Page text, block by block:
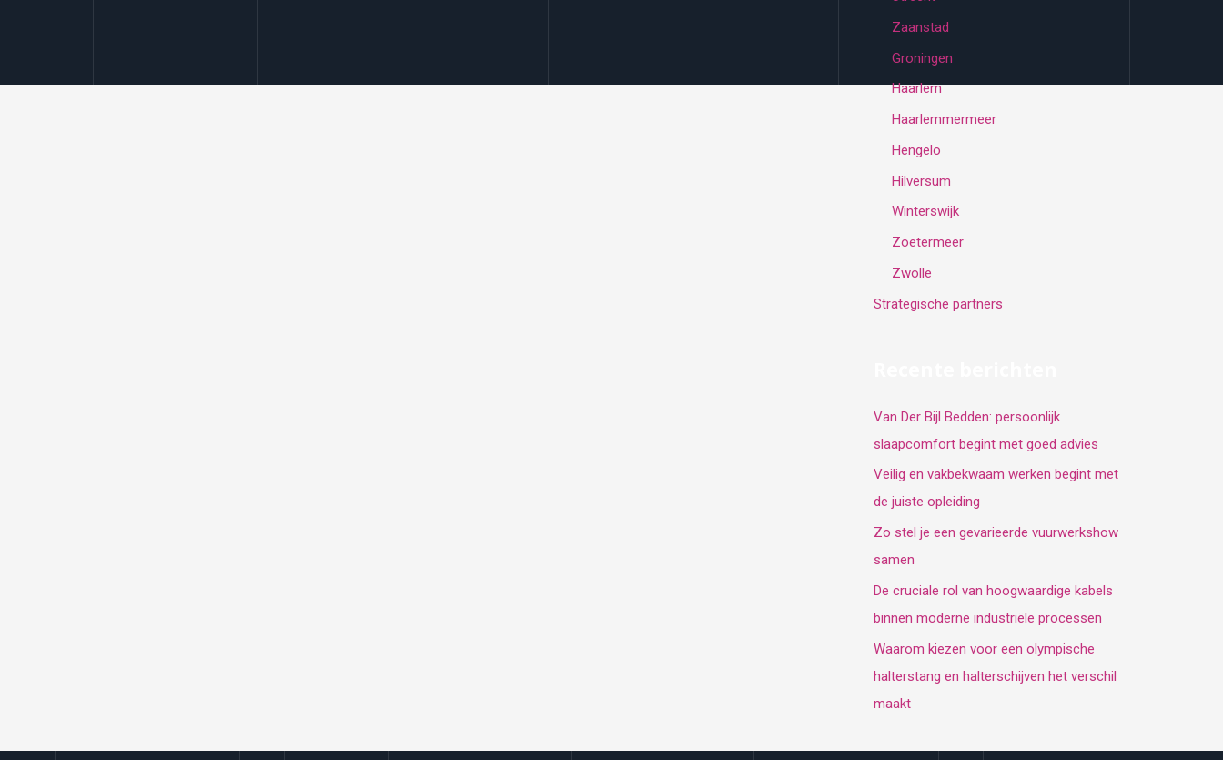
Zaanstad
Groningen
Haarlem
Haarlemmermeer
Hengelo
Hilversum
Winterswijk
Zoetermeer
Zwolle
Strategische partners
Van Der Bijl Bedden: persoonlijk
slaapcomfort begint met goed advies
Veilig en vakbekwaam werken begint met
de juiste opleiding
Zo stel je een gevarieerde vuurwerkshow
samen
De cruciale rol van hoogwaardige kabels
binnen moderne industriële processen
Waarom kiezen voor een olympische
halterstang en halterschijven het verschil
maakt